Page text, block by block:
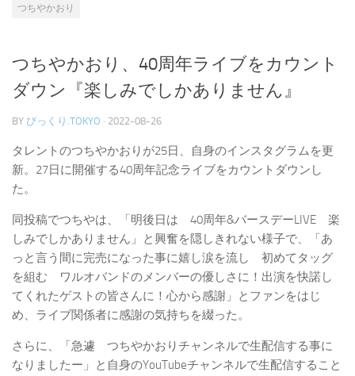
つちやかおり
つちやかおり、40周年ライブをカウント
ダウン『楽しみでしかありません』
BY びっくり.TOKYO · 2022-08-26
タレントのつちやかおりが25日、自身のインスタグラムを更
新。27日に開催する40周年記念ライブをカウントダウンし
た。
同投稿でつちやは、「明後日は 40周年&バースデーLIVE 楽
しみでしかありません」と興奮を隠しきれない様子で、「あ
っと言う間に完売になった事に嬉し涙を流し 初めてタッグ
を組む ワルオバンドのメンバーの優しさに！出演を快諾し
てくれたゲストの皆さんに！心から感謝」とファンをはじ
め、ライブ関係者に感謝の気持ちを綴った。
さらに、「急遽 つちやかおりチャンネルで生配信する事に
なりましたー」と自身のYouTubeチャンネルで生配信すること